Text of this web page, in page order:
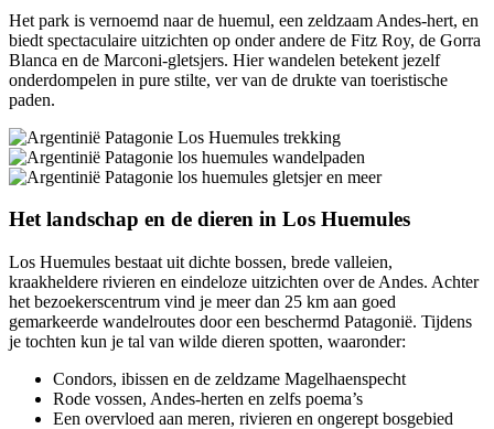
Het park is vernoemd naar de huemul, een zeldzaam Andes-hert, en
biedt spectaculaire uitzichten op onder andere de Fitz Roy, de Gorra
Blanca en de Marconi-gletsjers. Hier wandelen betekent jezelf
onderdompelen in pure stilte, ver van de drukte van toeristische
paden.
Het landschap en de dieren in Los Huemules
Los Huemules bestaat uit dichte bossen, brede valleien,
kraakheldere rivieren en eindeloze uitzichten over de Andes. Achter
het bezoekerscentrum vind je meer dan 25 km aan goed
gemarkeerde wandelroutes door een beschermd Patagonië. Tijdens
je tochten kun je tal van wilde dieren spotten, waaronder:
Condors, ibissen en de zeldzame Magelhaenspecht
Rode vossen, Andes-herten en zelfs poema’s
Een overvloed aan meren, rivieren en ongerept bosgebied